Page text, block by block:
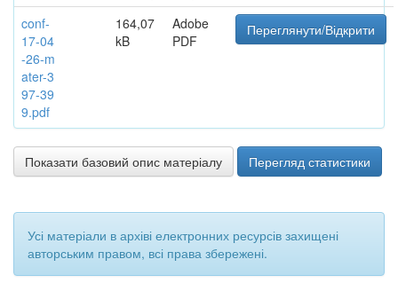
conf-
17-04
-26-m
ater-3
97-39
9.pdf
164,07
kB
Adobe
PDF
Переглянути/Відкрити
Показати базовий опис матеріалу Перегляд статистики
Усі матеріали в архіві електронних ресурсів захищені
авторським правом, всі права збережені.